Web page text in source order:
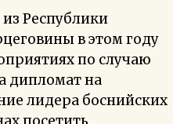
Республики
в этом году
по случаю
дипломат на
лидера боснийских